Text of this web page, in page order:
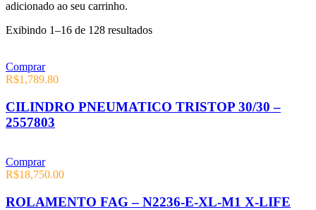
adicionado ao seu carrinho.
Exibindo 1–16 de 128 resultados
Comprar
R$1,789.80
CILINDRO PNEUMATICO TRISTOP 30/30 –
2557803
Comprar
R$18,750.00
ROLAMENTO FAG – N2236-E-XL-M1 X-LIFE